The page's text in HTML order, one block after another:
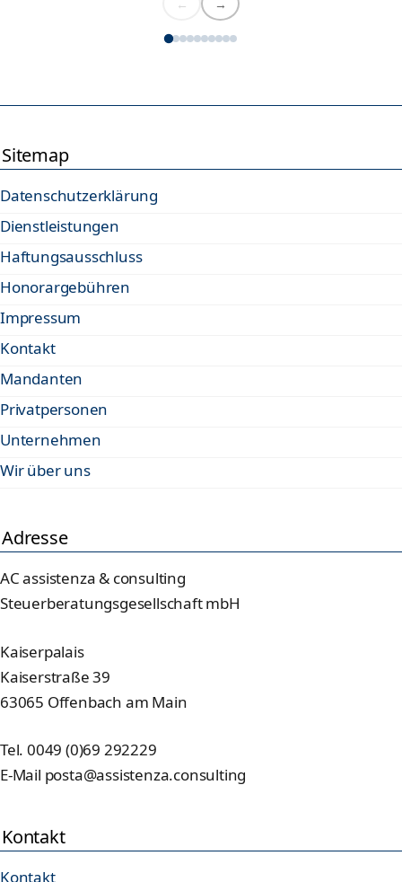
← →
Sitemap
Datenschutzerklärung
Dienstleistungen
Haftungsausschluss
Honorargebühren
Impressum
Kontakt
Mandanten
Privatpersonen
Unternehmen
Wir über uns
Adresse
AC assistenza & consulting
Steuerberatungsgesellschaft mbH
Kaiserpalais
Kaiserstraße 39
63065 Offenbach am Main
Tel. 0049 (0)69 292229
E-Mail posta@assistenza.consulting
Kontakt
Kontakt